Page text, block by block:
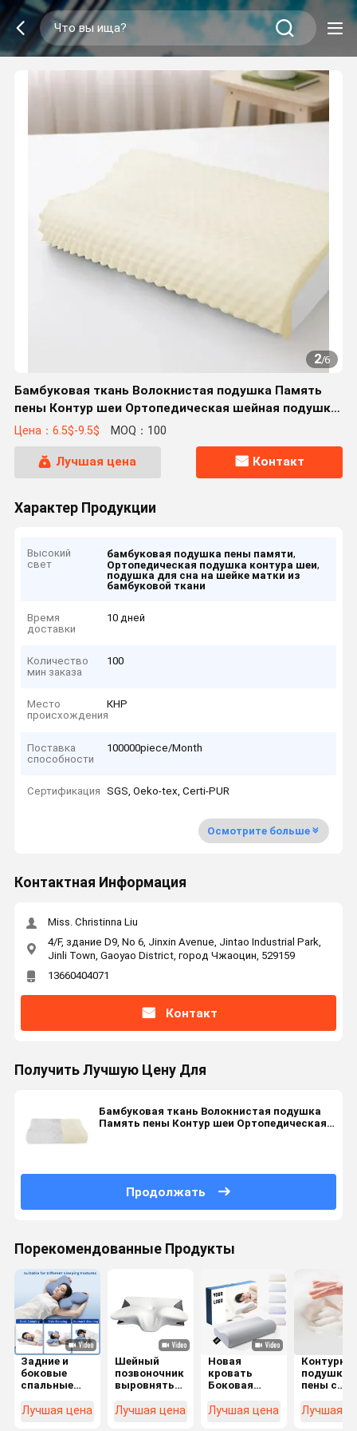
2/6
Бамбуковая ткань Волокнистая подушка Память
пены Контур шеи Ортопедическая шейная подушка
сна
Цена：6.5$-9.5$ MOQ：100
Лучшая цена Контакт
Характер Продукции
Высокий
свет
бамбуковая подушка пены памяти,
Ортопедическая подушка контура шеи,
подушка для сна на шейке матки из
бамбуковой ткани
Время
доставки
10 дней
Количество
мин заказа
100
Место
происхождения
КНР
Поставка
способности
100000piece/Month
Сертификация SGS, Oeko-tex, Certi-PUR
Осмотрите больше
Контактная Информация
Miss. Christinna Liu
4/F, здание D9, No 6, Jinxin Avenue, Jintao Industrial Park,
Jinli Town, Gaoyao District, город Чжаоцин, 529159
13660404071
Контакт
Получить Лучшую Цену Для
Бамбуковая ткань Волокнистая подушка
Память пены Контур шеи Ортопедическая
Продолжать
Порекомендованные Продукты
Задние и
боковые
спальные
формованной
Лучшая цена
Шейный
позвоночник
выровнять
подушка
Лучшая цена
Новая
кровать
Боковая
Желудок
Лучшая цена
подушка
пены с
памяти -
Лучшая